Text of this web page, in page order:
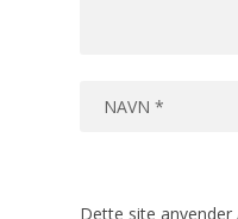
Dette site